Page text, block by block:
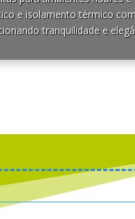
e isolamento térmico
tranquilidade e